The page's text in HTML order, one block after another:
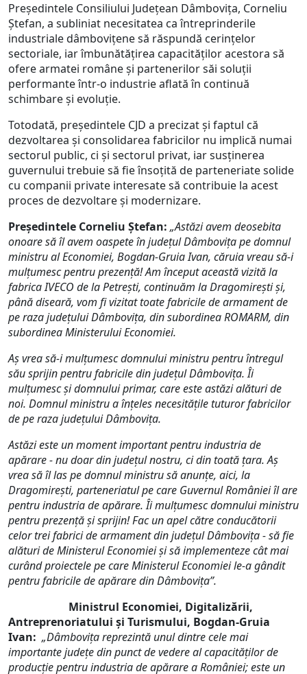
Președintele Consiliului Judeţean Dâmboviţa, Corneliu
Ștefan, a subliniat necesitatea ca întreprinderile
industriale dâmbovițene să răspundă cerințelor
sectoriale, iar îmbunătățirea capacităților acestora să
ofere armatei române și partenerilor săi soluții
performante într-o industrie aflată în continuă
schimbare și evoluție.
Totodată, președintele CJD a precizat și faptul că
dezvoltarea și consolidarea fabricilor nu implică numai
sectorul public, ci și sectorul privat, iar susținerea
guvernului trebuie să fie însoțită de parteneriate solide
cu companii private interesate să contribuie la acest
proces de dezvoltare și modernizare.
Președintele Corneliu Ștefan: „Astăzi avem deosebita
onoare să îl avem oaspete în județul Dâmbovița pe domnul
ministru al Economiei, Bogdan-Gruia Ivan, căruia vreau să-i
mulțumesc pentru prezență! Am început această vizită la
fabrica IVECO de la Petrești, continuăm la Dragomirești și,
până diseară, vom fi vizitat toate fabricile de armament de
pe raza județului Dâmbovița, din subordinea ROMARM, din
subordinea Ministerului Economiei.
Aș vrea să-i mulțumesc domnului ministru pentru întregul
său sprijin pentru fabricile din județul Dâmbovița. Îi
mulțumesc și domnului primar, care este astăzi alături de
noi. Domnul ministru a înțeles necesitățile tuturor fabricilor
de pe raza județului Dâmbovița.
Astăzi este un moment important pentru industria de
apărare - nu doar din județul nostru, ci din toată țara. Aș
vrea să îl las pe domnul ministru să anunțe, aici, la
Dragomirești, parteneriatul pe care Guvernul României îl are
pentru industria de apărare. Îi mulțumesc domnului ministru
pentru prezență și sprijin! Fac un apel către conducătorii
celor trei fabrici de armament din județul Dâmbovița - să fie
alături de Ministerul Economiei și să implementeze cât mai
curând proiectele pe care Ministerul Economiei le-a gândit
pentru fabricile de apărare din Dâmbovița”.
Ministrul Economiei, Digitalizării,
Antreprenoriatului și Turismului, Bogdan-Gruia
Ivan: „Dâmbovița reprezintă unul dintre cele mai
importante județe din punct de vedere al capacităților de
producție pentru industria de apărare a României; este un